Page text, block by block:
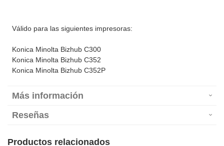
Válido para las siguientes impresoras:
Konica Minolta Bizhub C300
Konica Minolta Bizhub C352
Konica Minolta Bizhub C352P
Más información
Reseñas
Productos relacionados